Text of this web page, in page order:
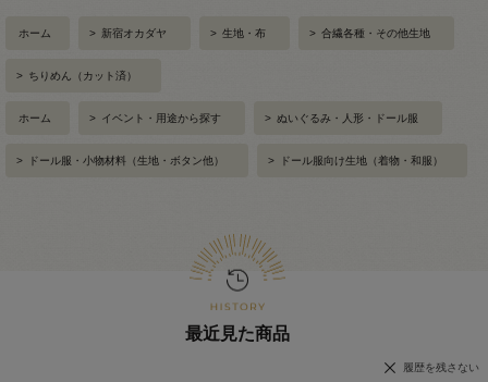
ホーム > 新宿オカダヤ > 生地・布 > 合繊各種・その他生地
> ちりめん（カット済）
ホーム > イベント・用途から探す > ぬいぐるみ・人形・ドール服
> ドール服・小物材料（生地・ボタン他） > ドール服向け生地（着物・和服）
最近見た商品
履歴を残さない